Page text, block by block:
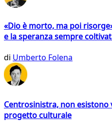
«Dio è morto, ma poi
e la speranza sempre
di Umberto Folena
Centrosinistra, non esistono
progetto culturale